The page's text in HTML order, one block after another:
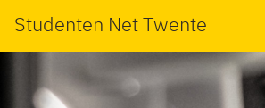
Studenten Net Twente